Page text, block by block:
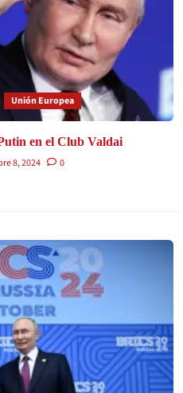
Unión Europea
en el Club Valdai
8, 2024 0